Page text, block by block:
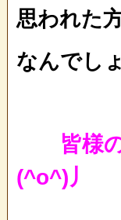
思われた
なんでし
皆様の
(^o^)丿